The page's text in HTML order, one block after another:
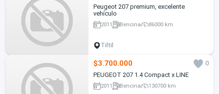
Peugeot 207 premium, excelente
vehículo
2011 Bencina 86000 km
Tiltil
$3.700.000
0
PEUGEOT 207 1.4 Compact x LINE
2011 Bencina 130700 km